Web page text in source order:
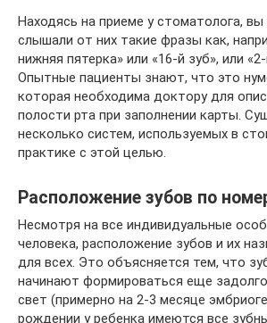
Находясь на приеме у стоматолога, вы
слышали от них такие фразы как,
нижняя пятерка» или «16-й зуб», или
Опытные пациенты знают, что это
которая необходима доктору для
полости рта при заполнении карты.
несколько систем, используемых в
практике с этой целью.
Расположение зубов по
Несмотря на все индивидуальные
человека, расположение зубов и их
для всех. Это объясняется тем, что
начинают формироваться еще
свет (примерно на 2-3 месяце
рождении у ребенка имеются все